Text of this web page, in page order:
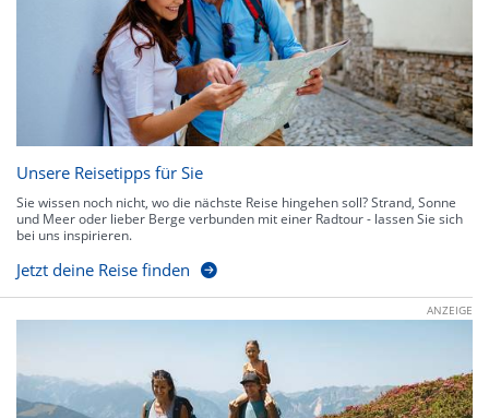
Unsere Reisetipps für Sie
Sie wissen noch nicht, wo die nächste Reise hingehen soll? Strand, Sonne
und Meer oder lieber Berge verbunden mit einer Radtour - lassen Sie sich
bei uns inspirieren.
Jetzt deine Reise finden
ANZEIGE